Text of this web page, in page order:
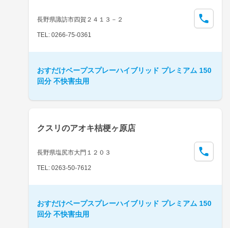
長野県諏訪市四賀２４１３－２
TEL: 0266-75-0361
おすだけベープスプレーハイブリッド プレミアム 150
回分 不快害虫用
クスリのアオキ桔梗ヶ原店
長野県塩尻市大門１２０３
TEL: 0263-50-7612
おすだけベープスプレーハイブリッド プレミアム 150
回分 不快害虫用